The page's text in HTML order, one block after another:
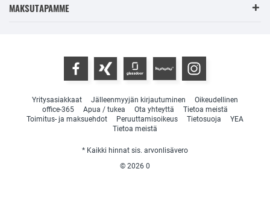
MAKSUTAPAMME
Yritysasiakkaat Jälleenmyyjän kirjautuminen
Oikeudellinen
office-365
Apua / tukea Ota yhteyttä
Tietoa meistä
Toimitus- ja maksuehdot
Peruuttamisoikeus Tietosuoja
YEA
Tietoa meistä
* Kaikki hinnat sis. arvonlisävero
© 2026 0